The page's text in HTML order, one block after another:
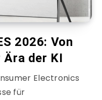
2026: Von
Ära der KI
Electronics
für